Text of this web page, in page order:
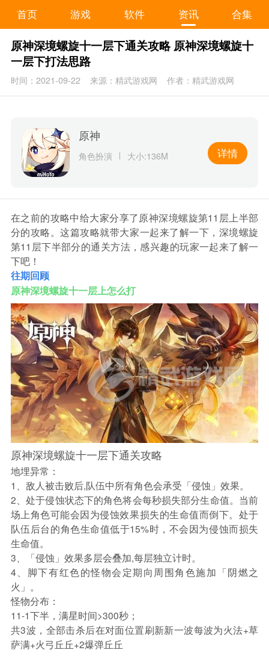
首页 游戏 软件 资讯 合集
原神深境螺旋十一层下通关攻略 原神深境螺旋十
一层下打法思路
时间：2021-09-22 来源：精武游戏网 作者：精武游戏网
原神
角色扮演 大小:136M 详情
在之前的攻略中给大家分享了原神深境螺旋第11层上半部
分的攻略。这篇攻略就带大家一起来了解一下，深境螺旋
第11层下半部分的通关方法，感兴趣的玩家一起来了解一
下吧！
往期回顾
原神深境螺旋十一层上怎么打
原神深境螺旋十一层下通关攻略
地埋异常：
1、敌人被击败后,队伍中所有角色会承受「侵蚀」效果。
2、处于侵蚀状态下的角色将会每秒损失部分生命值。当前
场上角色可能会因为侵蚀效果损失的生命值而倒下。处于
队伍后台的角色生命值低于15%时，不会因为侵蚀而损失
生命值。
3、「侵蚀」效果多层会叠加,每层独立计时。
4、脚下有红色的怪物会定期向周围角色施加「阴燃之
火」。
怪物分布：
11-1下半，满星时间>300秒；
共3波，全部击杀后在对面位置刷新新一波每波为火法+草
萨满+火弓丘丘+2爆弹丘丘